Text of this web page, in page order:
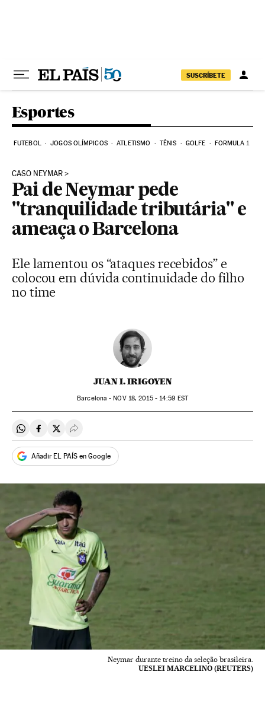
SUSCRÍBETE
Esportes
FUTEBOL JOGOS OLÍMPICOS ATLETISMO TÊNIS GOLFE FORMULA 1
CASO NEYMAR
Pai de Neymar pede
"tranquilidade tributária" e
ameaça o Barcelona
Ele lamentou os “ataques recebidos” e
colocou em dúvida continuidade do filho
no time
JUAN I. IRIGOYEN
Barcelona -NOV18, 2015 - 14:59 EST
Compartir en Whatsapp
Compartir en Facebook
Compartir en Twitter
Desplegar Redes Sociales
Añadir EL PAÍS en Google
Neymar durante treino da seleção brasileira.
UESLEI MARCELINO (REUTERS)